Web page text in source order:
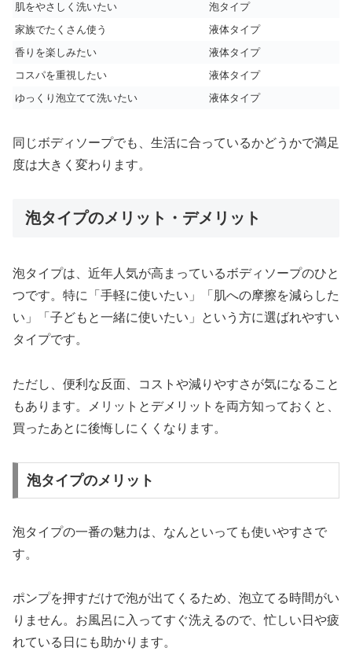
肌をやさしく洗いたい
泡タイプ
家族でたくさん使う
液体タイプ
香りを楽しみたい
液体タイプ
コスパを重視したい
液体タイプ
ゆっくり泡立てて洗いたい
液体タイプ
同じボディソープでも、生活に合っているかどうかで満足
度は大きく変わります。
泡タイプのメリット・デメリット
泡タイプは、近年人気が高まっているボディソープのひと
つです。特に「手軽に使いたい」「肌への摩擦を減らした
い」「子どもと一緒に使いたい」という方に選ばれやすい
タイプです。
ただし、便利な反面、コストや減りやすさが気になること
もあります。メリットとデメリットを両方知っておくと、
買ったあとに後悔しにくくなります。
泡タイプのメリット
泡タイプの一番の魅力は、なんといっても使いやすさで
す。
ポンプを押すだけで泡が出てくるため、泡立てる時間がい
りません。お風呂に入ってすぐ洗えるので、忙しい日や疲
れている日にも助かります。